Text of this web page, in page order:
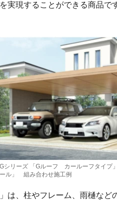
実現することができる商品で
シリーズ 「Gルーフ カールーフタイプ
ル」 組み合わせ施工例
は、柱やフレーム、雨樋な